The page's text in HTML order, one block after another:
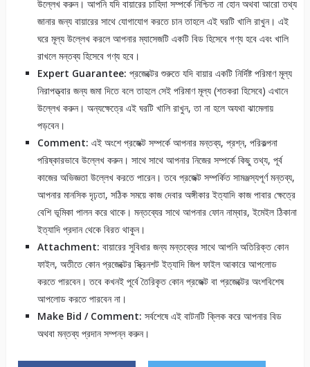
উল্লেখ করুন। আপনি যদি বায়ারের চাহিদা সম্পর্কে নিশ্চিত না হোন অথবা আরো তথ্য
জানার জন্য বায়ারের সাথে যোগাযোগ করতে চান তাহলে এই ঘরটি খালি রাখুন। এই
ঘরে মূল্য উল্লেখ করলে আপনার ম্যাসেজটি একটি বিড হিসেবে গণ্য হবে এবং খালি
রাখলে মন্তব্য হিসেবে গণ্য হবে।
Expert Guarantee: প্রজেক্টের শুরুতে যদি বায়ার একটি নির্দিষ্ট পরিমাণ মূল্য
নিরাপত্ত্বার জন্য জমা দিতে বলে তাহলে সেই পরিমাণ মূল্য (শতকরা হিসেবে) এখানে
উল্লেখ করুন। অন্যক্ষেত্রে এই ঘরটি খালি রাখুন, তা না হলে অযথা ঝামেলায়
পড়বেন।
Comment: এই অংশে প্রজেক্ট সম্পর্কে আপনার মন্তব্য, প্রশ্ন, পরিকল্পনা
পরিষ্কারভাবে উল্লেখ করুন। সাথে সাথে আপনার নিজের সম্পর্কে কিছু তথ্য, পূর্ব
কাজের অভিজ্ঞতা উল্লেখ করতে পারেন। তবে প্রজেক্ট সম্পর্কিত সামঞ্জস্যপূর্ণ মন্তব্য,
আপনার মানসিক দৃঢ়তা, সঠিক সময়ে কাজ দেবার অঙ্গীকার ইত্যাদি কাজ পাবার ক্ষেত্রে
বেশি ভূমিকা পালন করে থাকে। মন্তব্যের সাথে আপনার ফোন নাম্বার, ইমেইল ঠিকানা
ইত্যাদি প্রদান থেকে বিরত থাকুন।
Attachment: বায়ারের সুবিধার জন্য মন্তব্যের সাথে আপনি অতিরিক্ত কোন
ফাইল, অতীতে কোন প্রজেক্টের স্ক্রিনশট ইত্যাদি জিপ ফাইল আকারে আপলোড
করতে পারবেন। তবে কখনই পূর্বে তৈরিকৃত কোন প্রজেক্ট বা প্রজেক্টের অংশবিশেষ
আপলোড করতে পারবেন না।
Make Bid / Comment: সর্বশেষে এই বাটনটি ক্লিক করে আপনার বিড
অথবা মন্তব্য প্রদান সম্পন্ন করুন।